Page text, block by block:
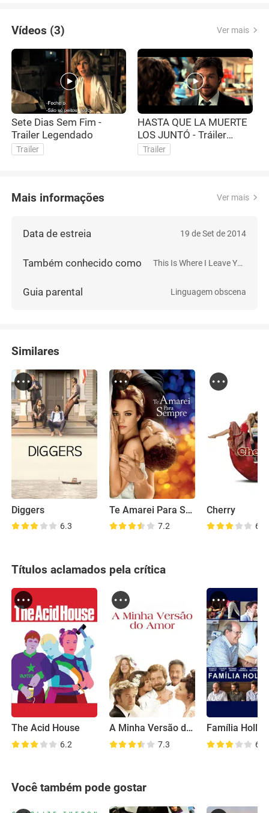
Vídeos (3) Ver mais
Sete Dias Sem Fim -
Trailer Legendado
Trailer
HASTA QUE LA MUERTE
LOS JUNTÓ - Tráiler
Subtitulado - Oficial de
Trailer
Mais informações Ver mais
Data de estreia 19 de Set de 2014
Também conhecido como This Is Where I Leave You
Guia parental Linguagem obscena
Similares
Diggers
6.3
Te Amarei Para Sempre
7.2
Cherry
6.6
Títulos aclamados pela crítica
The Acid House
6.2
A Minha Versão do Amor
7.3
Família Hollar
6.6
Você também pode gostar